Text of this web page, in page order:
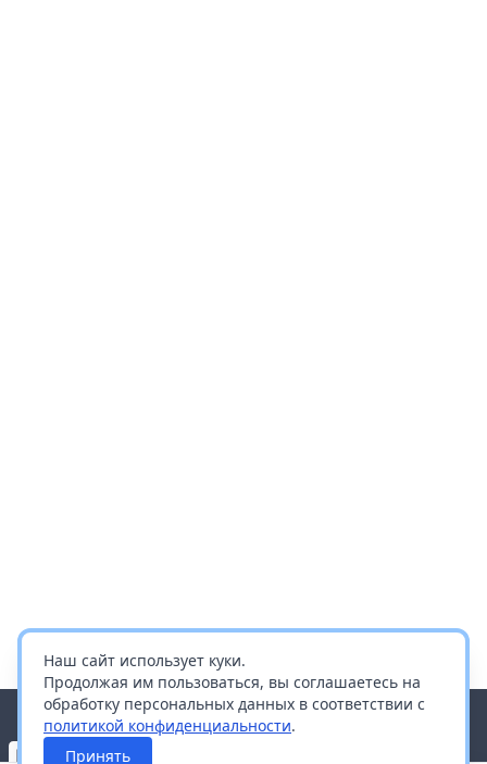
Наш сайт использует куки.
Продолжая им пользоваться, вы соглашаетесь на
обработку персональных данных в соответствии с
политикой конфиденциальности.
Принять